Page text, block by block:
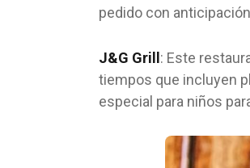
pedido con
J&G Grill: Este
tiempos que incluyen
especial para niños